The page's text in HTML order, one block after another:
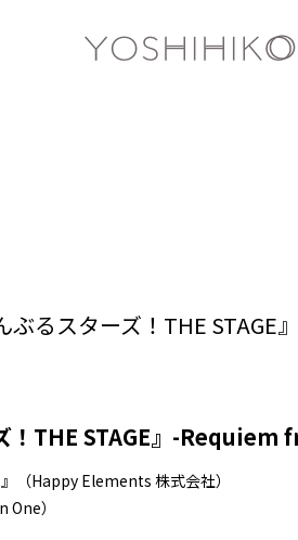
ぶるスターズ！THE
！THE STAGE』-
（Happy Elements 株式会社）
One）